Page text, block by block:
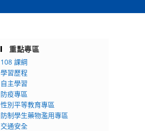
重點專區
108 課綱
學習歷程
自主學習
防疫專區
性別平等教育專區
防制學生藥物濫用專區
交通安全